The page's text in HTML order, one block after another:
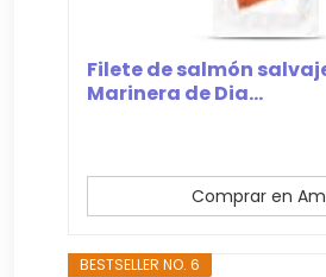
Filete de salmón
Marinera de Dia...
Comprar en
BESTSELLER NO. 6